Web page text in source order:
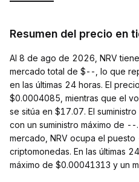
Resumen del precio en
Al 8 de ago de 2026, NRV
mercado total de $--, lo que
en las últimas 24 horas. El
$0.0004085, mientras que el
se sitúa en $17.07. El
con un suministro máximo de
mercado, NRV ocupa el
criptomonedas. En las últimas
máximo de $0.00041313 y un